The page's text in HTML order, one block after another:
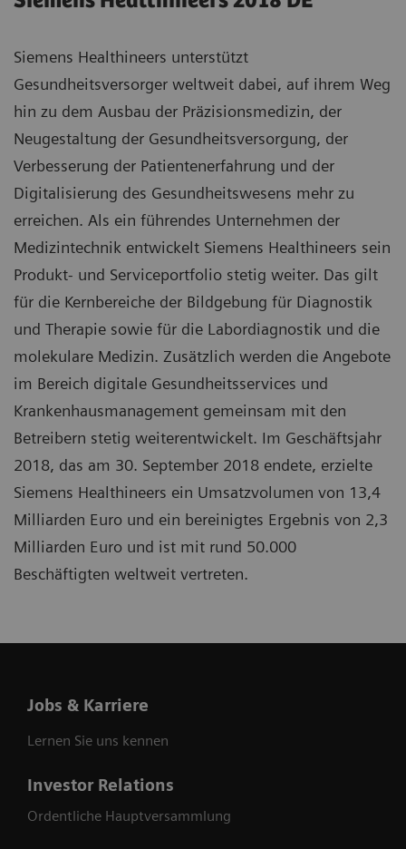
Siemens Healthineers unterstützt
Gesundheitsversorger weltweit dabei, auf ihrem Weg
hin zu dem Ausbau der Präzisionsmedizin, der
Neugestaltung der Gesundheitsversorgung, der
Verbesserung der Patientenerfahrung und der
Digitalisierung des Gesundheitswesens mehr zu
erreichen. Als ein führendes Unternehmen der
Medizintechnik entwickelt Siemens Healthineers sein
Produkt- und Serviceportfolio stetig weiter. Das gilt
für die Kernbereiche der Bildgebung für Diagnostik
und Therapie sowie für die Labordiagnostik und die
molekulare Medizin. Zusätzlich werden die Angebote
im Bereich digitale Gesundheitsservices und
Krankenhausmanagement gemeinsam mit den
Betreibern stetig weiterentwickelt. Im Geschäftsjahr
2018, das am 30. September 2018 endete, erzielte
Siemens Healthineers ein Umsatzvolumen von 13,4
Milliarden Euro und ein bereinigtes Ergebnis von 2,3
Milliarden Euro und ist mit rund 50.000
Beschäftigten weltweit vertreten.
Jobs & Karriere
Lernen Sie uns kennen
Investor Relations
Ordentliche Hauptversammlung